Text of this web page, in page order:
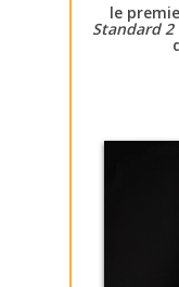
le
Standard 2